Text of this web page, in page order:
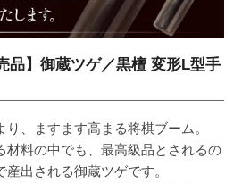
品】御蔵ツゲ／黒檀 変形L型手
、ますます高まる将棋ブーム。
材料の中でも、最高級品とされるの
出される御蔵ツゲです。